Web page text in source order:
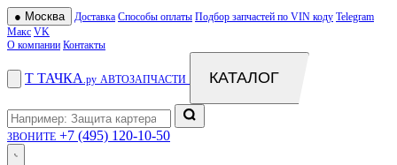
● Москва Доставка Способы оплаты Подбор запчастей по VIN коду Telegram
Макс VK
О компании Контакты
Т ТАЧКА .ру АВТОЗАПЧАСТИ КАТАЛОГ
ЗВОНИТЕ +7 (495) 120-10-50